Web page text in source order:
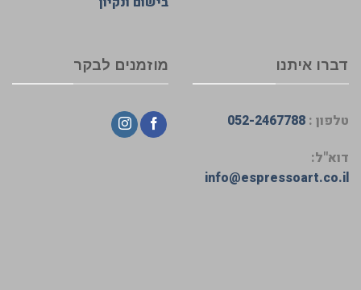
דברו איתנו
טלפון : 052-2467788
דוא"ל:
info@espressoart.co.il
מוזמנים לבקר